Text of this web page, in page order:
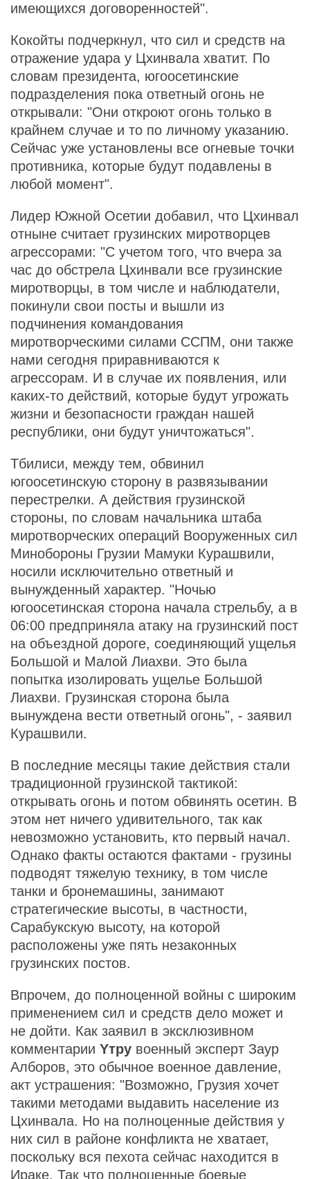
имеющихся договоренностей".
Кокойты подчеркнул, что сил и средств на
отражение удара у Цхинвала хватит. По
словам президента, югоосетинские
подразделения пока ответный огонь не
открывали: "Они откроют огонь только в
крайнем случае и то по личному указанию.
Сейчас уже установлены все огневые точки
противника, которые будут подавлены в
любой момент".
Лидер Южной Осетии добавил, что Цхинвал
отныне считает грузинских миротворцев
агрессорами: "С учетом того, что вчера за
час до обстрела Цхинвали все грузинские
миротворцы, в том числе и наблюдатели,
покинули свои посты и вышли из
подчинения командования
миротворческими силами ССПМ, они также
нами сегодня приравниваются к
агрессорам. И в случае их появления, или
каких-то действий, которые будут угрожать
жизни и безопасности граждан нашей
республики, они будут уничтожаться".
Тбилиси, между тем, обвинил
югоосетинскую сторону в развязывании
перестрелки. А действия грузинской
стороны, по словам начальника штаба
миротворческих операций Вооруженных сил
Минобороны Грузии Мамуки Курашвили,
носили исключительно ответный и
вынужденный характер. "Ночью
югоосетинская сторона начала стрельбу, а в
06:00 предприняла атаку на грузинский пост
на объездной дороге, соединяющий ущелья
Большой и Малой Лиахви. Это была
попытка изолировать ущелье Большой
Лиахви. Грузинская сторона была
вынуждена вести ответный огонь", - заявил
Курашвили.
В последние месяцы такие действия стали
традиционной грузинской тактикой:
открывать огонь и потом обвинять осетин. В
этом нет ничего удивительного, так как
невозможно установить, кто первый начал.
Однако факты остаются фактами - грузины
подводят тяжелую технику, в том числе
танки и бронемашины, занимают
стратегические высоты, в частности,
Сарабукскую высоту, на которой
расположены уже пять незаконных
грузинских постов.
Впрочем, до полноценной войны с широким
применением сил и средств дело может и
не дойти. Как заявил в эксклюзивном
комментарии Yтру военный эксперт Заур
Алборов, это обычное военное давление,
акт устрашения: "Возможно, Грузия хочет
такими методами выдавить население из
Цхинвала. Но на полноценные действия у
них сил в районе конфликта не хватает,
поскольку вся пехота сейчас находится в
Ираке. Так что полноценные боевые